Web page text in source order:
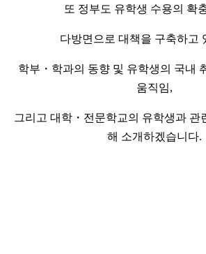
또 정부도 유학생 수용의 확
다방면으로 대책을 구축하고
학부・학과의 동향 및 유학생의 국내
움직임,
그리고 대학・전문학교의 유학생과 관
해 소개하겠습니다.